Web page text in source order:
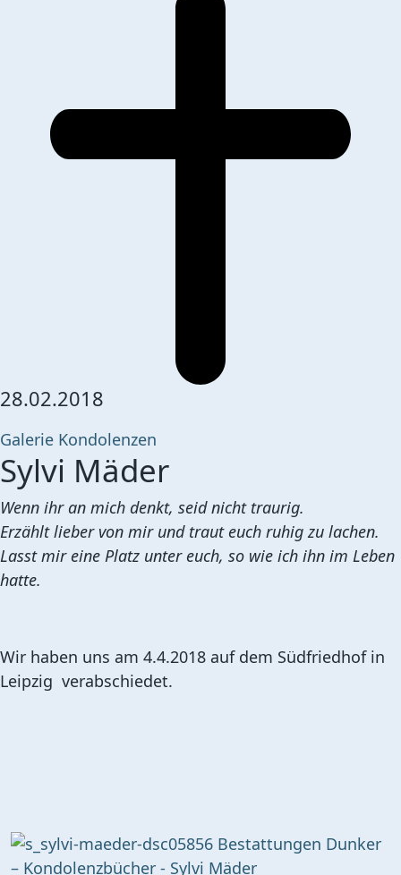
28.02.2018
Galerie Kondolenzen
Sylvi Mäder
Wenn ihr an mich denkt, seid nicht traurig.
Erzählt lieber von mir und traut euch ruhig zu lachen.
Lasst mir eine Platz unter euch, so wie ich ihn im Leben
hatte.
Wir haben uns am 4.4.2018 auf dem Südfriedhof in
Leipzig verabschiedet.